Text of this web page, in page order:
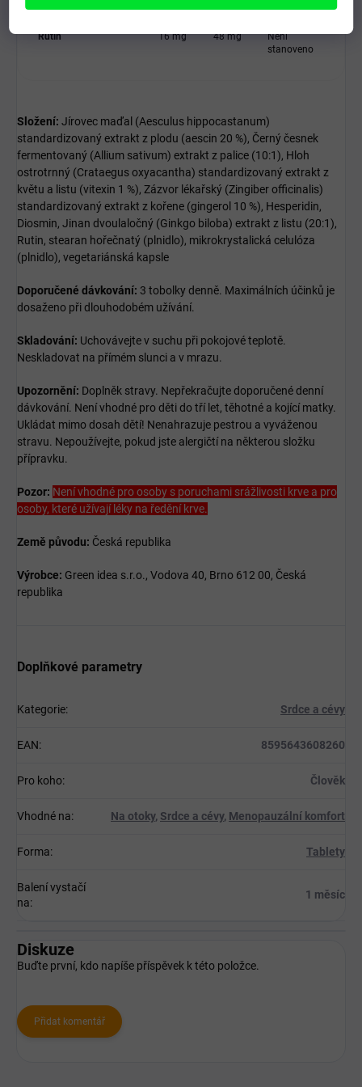
Rutin 16 mg 48 mg
Není
stanoveno
Složení: Jírovec maďal (Aesculus hippocastanum)
standardizovaný extrakt z plodu (aescin 20 %), Černý česnek
fermentovaný (Allium sativum) extrakt z palice (10:1), Hloh
ostrotrnný (Crataegus oxyacantha) standardizovaný extrakt z
květu a listu (vitexin 1 %), Zázvor lékařský (Zingiber officinalis)
standardizovaný extrakt z kořene (gingerol 10 %), Hesperidin,
Diosmin, Jinan dvoulaločný (Ginkgo biloba) extrakt z listu (20:1),
Rutin, stearan hořečnatý (plnidlo), mikrokrystalická celulóza
(plnidlo), vegetariánská kapsle
Doporučené dávkování: 3 tobolky denně. Maximálních účinků je
dosaženo při dlouhodobém užívání.
Skladování: Uchovávejte v suchu při pokojové teplotě.
Neskladovat na přímém slunci a v mrazu.
Upozornění: Doplněk stravy. Nepřekračujte doporučené denní
dávkování. Není vhodné pro děti do tří let, těhotné a kojící matky.
Ukládat mimo dosah dětí! Nenahrazuje pestrou a vyváženou
stravu. Nepoužívejte, pokud jste alergičtí na některou složku
přípravku.
Pozor: Není vhodné pro osoby s poruchami srážlivosti krve a pro
osoby, které užívají léky na ředění krve.
Země původu: Česká republika
Výrobce: Green idea s.r.o., Vodova 40, Brno 612 00, Česká
republika
Doplňkové parametry
Kategorie: Srdce a cévy
EAN: 8595643608260
Pro koho: Člověk
Vhodné na: Na otoky, Srdce a cévy, Menopauzální komfort
Forma: Tablety
Balení vystačí
na:
1 měsíc
Diskuze
Buďte první, kdo napíše příspěvek k této položce.
Přidat komentář